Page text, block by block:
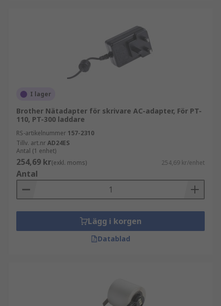
I lager
Brother Nätadapter för skrivare AC-adapter, För PT-
110, PT-300 laddare
RS-artikelnummer 157-2310
Tillv. art.nrAD24ES
Antal (1 enhet)
254,69 kr(exkl. moms) 254,69 kr/enhet
Antal
Lägg i korgen
Datablad